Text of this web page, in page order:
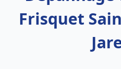
Frisquet